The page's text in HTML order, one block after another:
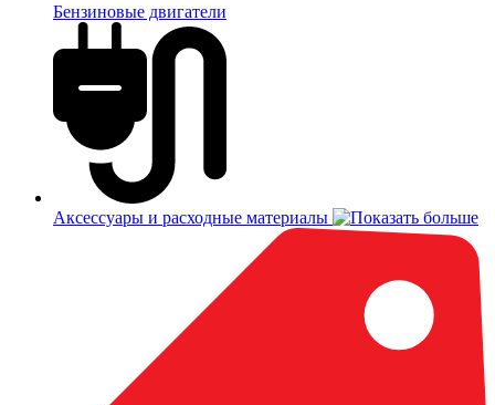
Бензиновые двигатели
Аксессуары и расходные материалы